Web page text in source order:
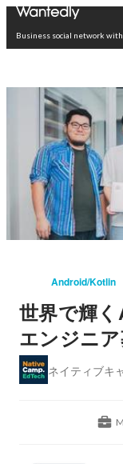
Business social network
Android/Kotlin
世界で輝
エンジニア
ネイティブキ